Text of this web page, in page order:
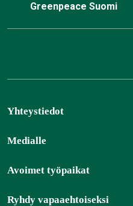
Greenpeace Suomi
Yhteystiedot
Medialle
Avoimet työpaikat
Ryhdy vapaaehtoiseksi